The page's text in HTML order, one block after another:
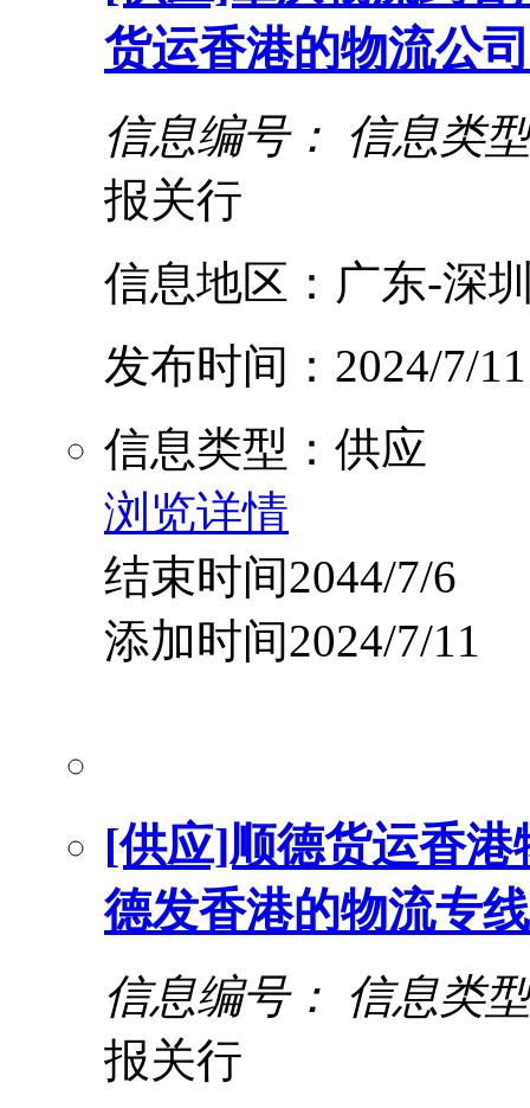
货运香港的物流公司
信息编号： 信息类
报关行
信息地区：广东-深
发布时间：2024/7/11
信息类型：供应
浏览详情
结束时间2044/7/6
添加时间2024/7/11
[供应]顺德货运香
德发香港的物流专线
信息编号： 信息类
报关行